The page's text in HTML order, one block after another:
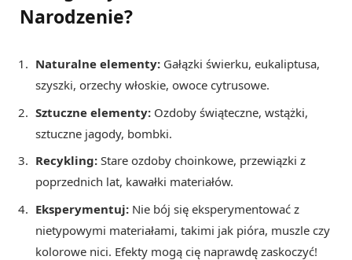
Narodzenie?
Naturalne elementy: Gałązki świerku, eukaliptusa,
szyszki, orzechy włoskie, owoce cytrusowe.
Sztuczne elementy: Ozdoby świąteczne, wstążki,
sztuczne jagody, bombki.
Recykling: Stare ozdoby choinkowe, przewiązki z
poprzednich lat, kawałki materiałów.
Eksperymentuj: Nie bój się eksperymentować z
nietypowymi materiałami, takimi jak pióra, muszle czy
kolorowe nici. Efekty mogą cię naprawdę zaskoczyć!